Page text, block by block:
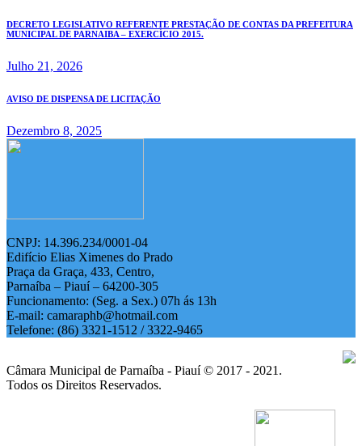
DECRETO LEGISLATIVO REFERENTE PRESTAÇÃO DE CONTAS DA PREFEITURA
MUNICIPAL DE PARNAIBA – EXERCÍCIO 2015.
Julho 21, 2026
AVISO DE DISPENSA DE LICITAÇÃO
Dezembro 8, 2025
CNPJ: 14.396.234/0001-04
Edifício Elias Ximenes do Prado
Praça da Graça, 433, Centro,
Parnaíba – Piauí – 64200-305
Funcionamento: (Seg. a Sex.) 07h ás 13h
E-mail: camaraphb@hotmail.com
Telefone: (86) 3321-1512 / 3322-9465
Câmara Municipal de Parnaíba - Piauí © 2017 - 2021.
Todos os Direitos Reservados.